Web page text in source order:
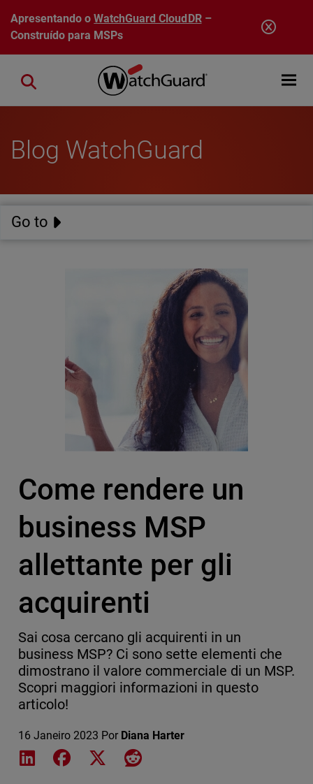
Pular para o conteúdo principal
Apresentando oWatchGuard CloudDR–
Construído para MSPs
Open
Close search
Blog WatchGuard
Go to
Come rendere un
business MSP
allettante per gli
acquirenti
Sai cosa cercano gli acquirenti in un
business MSP? Ci sono sette elementi che
dimostrano il valore commerciale di un MSP.
Scopri maggiori informazioni in questo
articolo!
16 Janeiro 2023 Por Diana Harter
Share on LinkedIn
Share on Facebook
Share on XShare on Reddit